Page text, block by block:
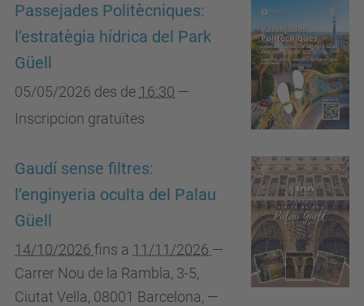
Passejades Politècniques:
l’estratègia hídrica del Park
Güell
05/05/2026 des de 16:30 —
Inscripcion gratuïtes
Gaudí sense filtres:
l’enginyeria oculta del Palau
Güell
14/10/2026 fins a 11/11/2026 —
Carrer Nou de la Rambla, 3-5,
Ciutat Vella, 08001 Barcelona, —